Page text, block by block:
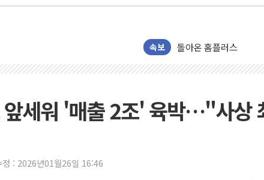
속보
[시승기] 공간·승차감
돌아온 홈플러스
[종합] 청도 흥선리 야
라인게임즈, '콰이어트'
에어로케이항공, 청주-
네이버, AI 브리핑 도
SKT, '8월 월간 럭키
LG헬로비전 '헬로모
앞세워 '매출 2조' 육박…"사상
정 : 2026년01월26일 16:46